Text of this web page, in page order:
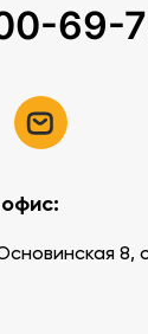
69-
8,